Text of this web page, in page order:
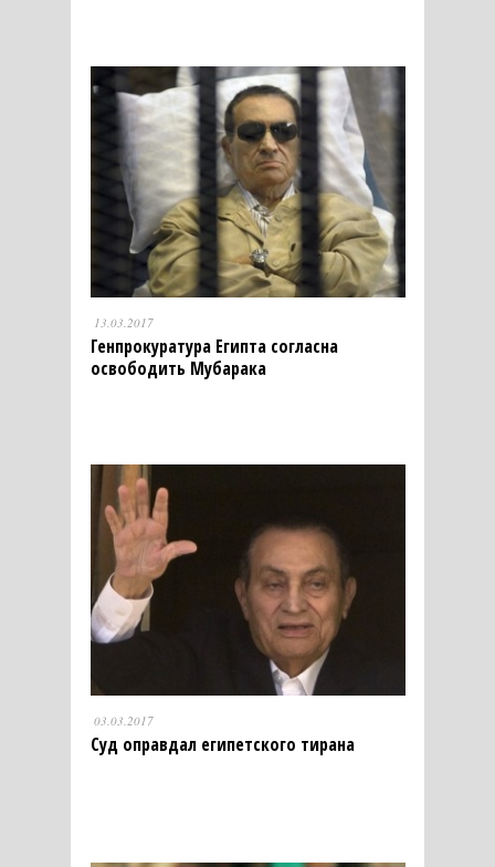
13.03.2017
Генпрокуратура Египта согласна
освободить Мубарака
03.03.2017
Суд оправдал египетского тирана